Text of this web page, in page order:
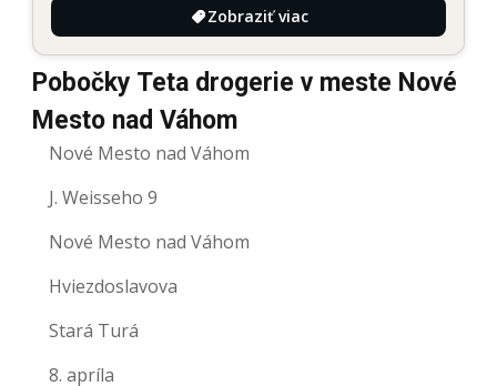
Zobraziť viac
Pobočky Teta drogerie v meste Nové
Mesto nad Váhom
Nové Mesto nad Váhom
J. Weisseho 9
Nové Mesto nad Váhom
Hviezdoslavova
Stará Turá
8. apríla